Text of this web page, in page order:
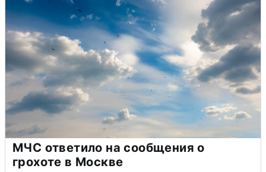
МЧС ответило на сообщения о
грохоте в Москве